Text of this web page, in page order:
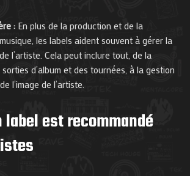
: En plus de la production et de la
les labels aident souvent à gérer la
l’artiste. Cela peut inclure tout, de la
d’album et des tournées, à la gestion
l’image de l’artiste.
label est recommandé